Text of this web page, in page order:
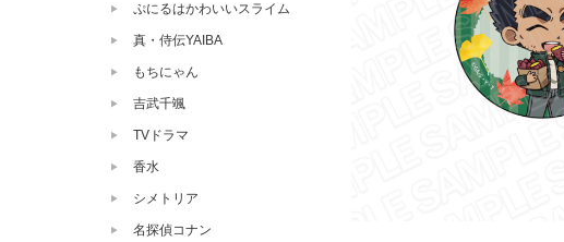
ぷにるはかわいいスライム
真・侍伝YAIBA
もちにゃん
吉武千颯
TVドラマ
香水
シメトリア
名探偵コナン